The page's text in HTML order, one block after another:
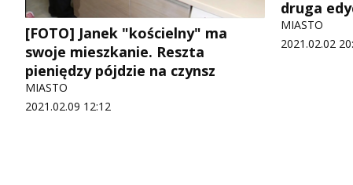
[FOTO] Janek "kościelny" ma
swoje mieszkanie. Reszta
pieniędzy pójdzie na czynsz
MIASTO
2021.02.09 12:12
druga
MIASTO
2021.02.02